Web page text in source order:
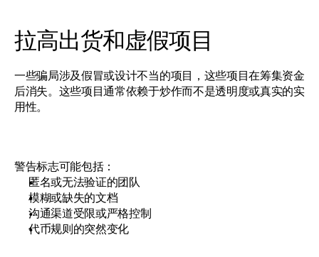
拉高出货和虚假项目
一些骗局涉及假冒或设计不当的项目，这些项目在筹集资金
后消失。这些项目通常依赖于炒作而不是透明度或真实的实
用性。
警告标志可能包括：
匿名或无法验证的团队
模糊或缺失的文档
沟通渠道受限或严格控制
代币规则的突然变化